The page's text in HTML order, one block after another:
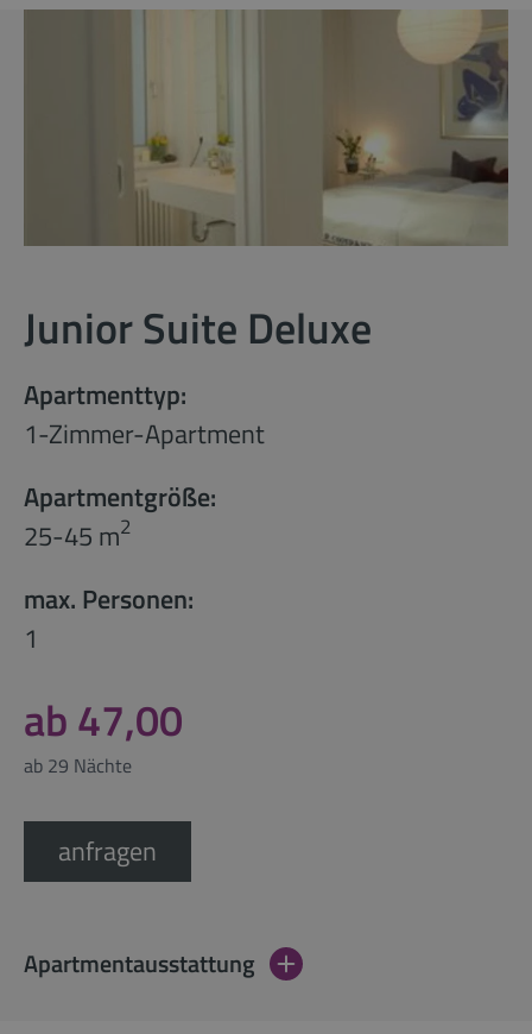
Junior Suite Deluxe
Apartmenttyp:
1-Zimmer-Apartment
Apartmentgröße:
25-45 m2
max. Personen:
1
ab 47,00
ab 29 Nächte
anfragen
Apartmentausstattung